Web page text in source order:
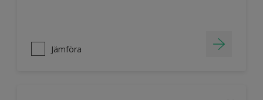
Jämföra